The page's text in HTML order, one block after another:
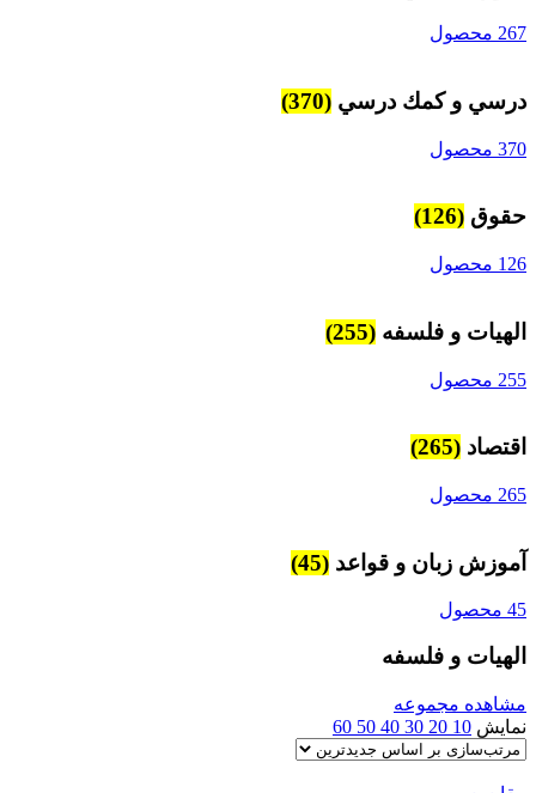
267 محصول
درسي و كمك درسي (370)
370 محصول
حقوق (126)
126 محصول
الهیات و فلسفه (255)
255 محصول
اقتصاد (265)
265 محصول
آموزش زبان و قواعد (45)
45 محصول
الهیات و فلسفه
مشاهده مجموعه
نمایش 10
20
30
40
50
60